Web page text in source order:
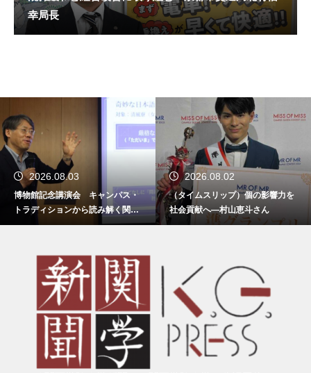
幸局長
2026.08.03
博物館記念講演会 キャンパス・
トラディションから読み解く関西
学院
2026.08.02
（タイムスリップ）個の影響力を
社会貢献へ―村山恵斗さん